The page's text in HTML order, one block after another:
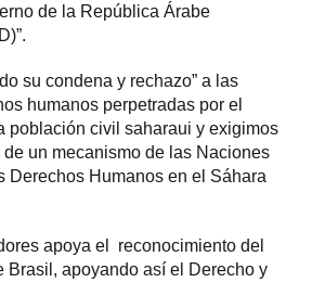
de la República Árabe
su condena y rechazo” a las
humanos perpetradas por el
población civil saharaui y exigimos
un mecanismo de las Naciones
Derechos Humanos en el Sáhara
apoya el reconocimiento del
Brasil, apoyando así el Derecho y